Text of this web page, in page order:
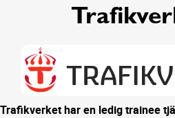
Trafikverket har en ledig trainee